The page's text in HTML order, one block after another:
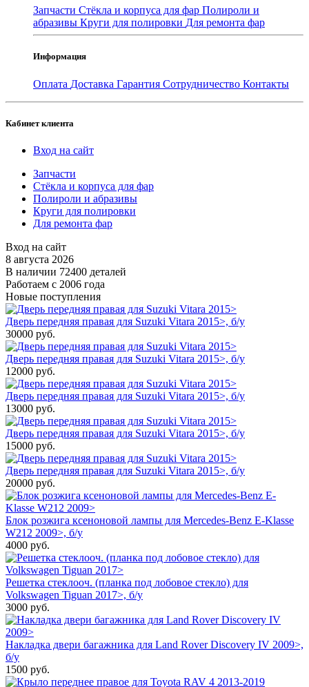
Запчасти Стёкла и корпуса для фар Полироли и
абразивы Круги для полировки Для ремонта фар
Информация
Оплата Доставка Гарантия Сотрудничество Контакты
Кабинет клиента
Вход на сайт
Запчасти
Стёкла и корпуса для фар
Полироли и абразивы
Круги для полировки
Для ремонта фар
Вход на сайт
8 августа 2026
В наличии 72400 деталей
Работаем с 2006 года
Новые поступления
Дверь передняя правая для Suzuki Vitara 2015>, б/у
30000 руб.
Дверь передняя правая для Suzuki Vitara 2015>, б/у
12000 руб.
Дверь передняя правая для Suzuki Vitara 2015>, б/у
13000 руб.
Дверь передняя правая для Suzuki Vitara 2015>, б/у
15000 руб.
Дверь передняя правая для Suzuki Vitara 2015>, б/у
20000 руб.
Блок розжига ксеноновой лампы для Mercedes-Benz E-Klasse
W212 2009>, б/у
4000 руб.
Решетка стеклооч. (планка под лобовое стекло) для
Volkswagen Tiguan 2017>, б/у
3000 руб.
Накладка двери багажника для Land Rover Discovery IV 2009>,
б/у
1500 руб.